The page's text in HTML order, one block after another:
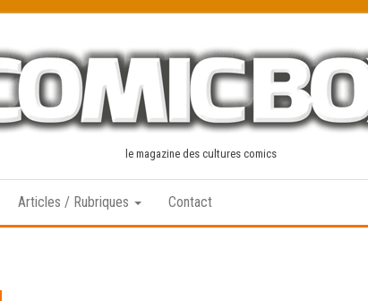
le magazine des cultures comics
Articles / Rubriques Contact